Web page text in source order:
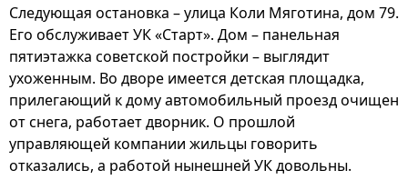
Следующая остановка – улица Коли Мяготина, дом 79.
Его обслуживает УК «Старт». Дом – панельная
пятиэтажка советской постройки – выглядит
ухоженным. Во дворе имеется детская площадка,
прилегающий к дому автомобильный проезд очищен
от снега, работает дворник. О прошлой
управляющей компании жильцы говорить
отказались, а работой нынешней УК довольны.